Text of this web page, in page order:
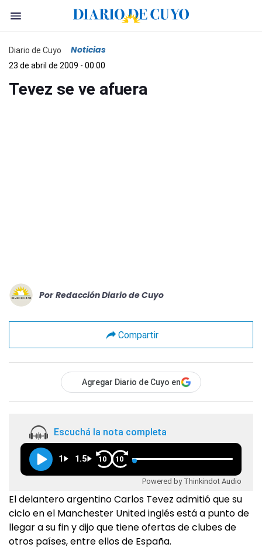
Diario de Cuyo Noticias
23 de abril de 2009 - 00:00
Tevez se ve afuera
Por Redacción Diario de Cuyo
Compartir
Agregar Diario de Cuyo en
Escuchá la nota completa
1 1.5 10 10
Powered by Thinkindot Audio
El delantero argentino Carlos Tevez admitió que su
ciclo en el Manchester United inglés está a punto de
llegar a su fin y dijo que tiene ofertas de clubes de
otros países, entre ellos de España.